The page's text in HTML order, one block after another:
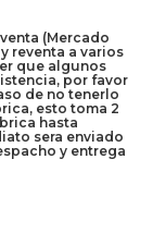
(Mercado
reventa a varios
que algunos
por favor
de no tenerlo
esto toma 2
hasta
sera enviado
y entrega